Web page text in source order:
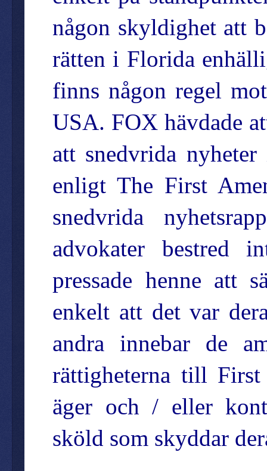
någon skyldighet att
rätten i Florida
finns någon regel
USA. FOX hävdade
att snedvrida
enligt The First
snedvrida
advokater bestred
pressade henne att
enkelt att det var
andra innebar de
rättigheterna till
äger och / eller
sköld som skyddar